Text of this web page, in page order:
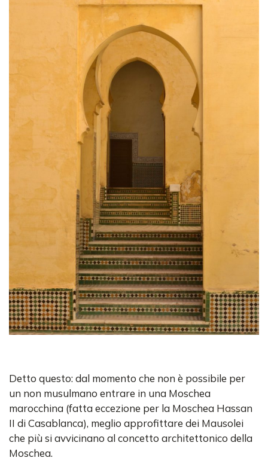
Detto questo: dal momento che non è possibile per
un non musulmano entrare in una Moschea
marocchina (fatta eccezione per la Moschea Hassan
II di Casablanca), meglio approfittare dei Mausolei
che più si avvicinano al concetto architettonico della
Moschea.